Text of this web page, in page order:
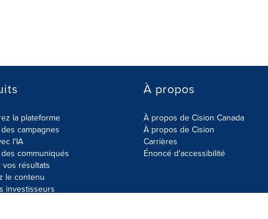
la plateforme
campagnes
l'IA
communiqués
vos résultats
le contenu
investisseurs
À propos
À propos de Cision Canada
À propos de Cision
Carrières
Énoncé d'accessibilité